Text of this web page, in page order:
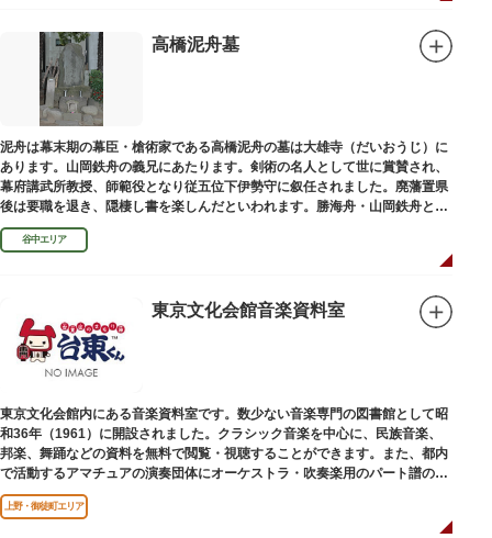
高橋泥舟墓
泥舟は幕末期の幕臣・槍術家である高橋泥舟の墓は大雄寺（だいおうじ）に
あります。山岡鉄舟の義兄にあたります。剣術の名人として世に賞賛され、
幕府講武所教授、師範役となり従五位下伊勢守に叙任されました。廃藩置県
後は要職を退き、隠棲し書を楽しんだといわれます。勝海舟・山岡鉄舟と共
に幕末の三舟といわれています。
谷中エリア
東京文化会館音楽資料室
東京文化会館内にある音楽資料室です。数少ない音楽専門の図書館として昭
和36年（1961）に開設されました。クラシック音楽を中心に、民族音楽、
邦楽、舞踊などの資料を無料で閲覧・視聴することができます。また、都内
で活動するアマチュアの演奏団体にオーケストラ・吹奏楽用のパート譜の館
外貸出も行っています。
上野・御徒町エリア